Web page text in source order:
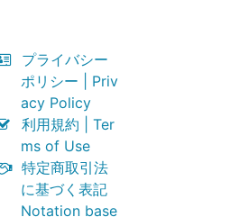
プライバシー
ポリシー | Priv
acy Policy
利用規約 | Ter
ms of Use
特定商取引法
に基づく表記
Notation base